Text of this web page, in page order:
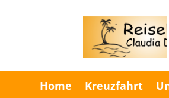
Home Kreuzfahrt